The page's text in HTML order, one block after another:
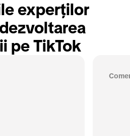
experților
pe TikTok